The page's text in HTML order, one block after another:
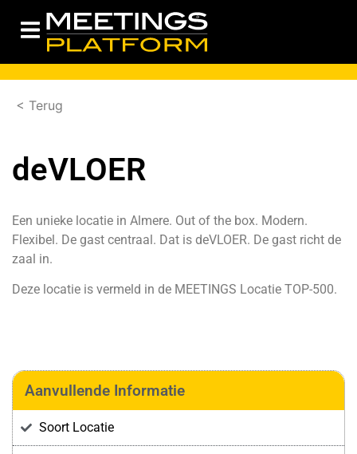
< Terug
deVLOER
Een unieke locatie in Almere. Out of the box. Modern.
Flexibel. De gast centraal. Dat is deVLOER. De gast richt de
zaal in.
Deze locatie is vermeld in de MEETINGS Locatie TOP-500.
Aanvullende Informatie
Soort Locatie